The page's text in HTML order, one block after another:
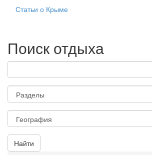
Статьи о Крыме
Поиск отдыха
Найти